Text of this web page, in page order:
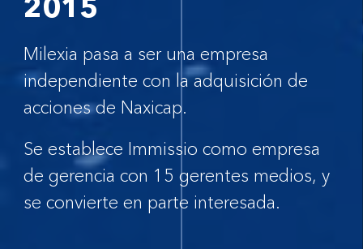
2015
Milexia pasa a ser una empresa
independiente con la adquisición de
acciones de Naxicap.
Se establece Immissio como empresa
de gerencia con 15 gerentes medios, y
se convierte en parte interesada.